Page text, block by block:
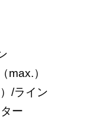
max.）
/ライン
ー